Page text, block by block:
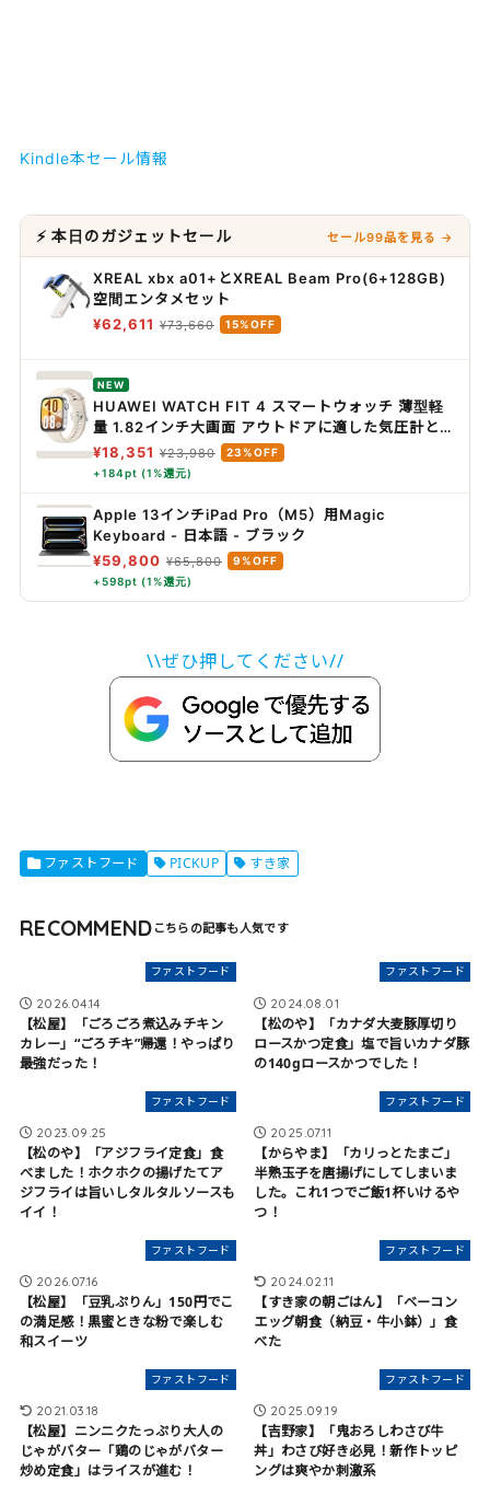
Kindle本セール情報
⚡ 本日のガジェットセール セール99品を見る →
XREAL xbx a01+とXREAL Beam Pro(6+128GB)
空間エンタメセット
¥62,611 ¥73,660 15%OFF
NEW
HUAWEI WATCH FIT 4 スマートウォッチ 薄型軽
量 1.82インチ大画面 アウトドアに適した気圧計と
測位システム 通知 フィットネス ヘルストラッカー
情緒測定 10日間ロングバッテリー iOS/Android ホ
ワイト
¥18,351 ¥23,980
23%OFF
+184pt (1%還元)
Apple 13インチiPad Pro（M5）用Magic
Keyboard - 日本語 - ブラック ​​​​​​​
¥59,800 ¥65,800
9%OFF
+598pt (1%還元)
\\ぜひ押してください//
ファストフード PICKUP すき家
RECOMMEND
ファストフード
2026.04.14
【松屋】「ごろごろ煮込みチキン
カレー」“ごろチキ”帰還！やっぱり
最強だった！
ファストフード
2024.08.01
【松のや】「カナダ大麦豚厚切り
ロースかつ定食」塩で旨いカナダ豚
の140gロースかつでした！
ファストフード
2023.09.25
【松のや】「アジフライ定食」食
べました！ホクホクの揚げたてア
ジフライは旨いしタルタルソースも
イイ！
ファストフード
2025.07.11
【からやま】「カリっとたまご」
半熟玉子を唐揚げにしてしまいま
した。これ1つでご飯1杯いけるや
つ！
ファストフード
2026.07.16
【松屋】「豆乳ぷりん」150円でこ
の満足感！黒蜜ときな粉で楽しむ
和スイーツ
ファストフード
2024.02.11
【すき家の朝ごはん】「ベーコン
エッグ朝食（納豆・牛小鉢）」食
べた
ファストフード
2021.03.18
【松屋】ニンニクたっぷり大人の
じゃがバター「鶏のじゃがバター
炒め定食」はライスが進む！
ファストフード
2025.09.19
【吉野家】「鬼おろしわさび牛
丼」わさび好き必見！新作トッピ
ングは爽やか刺激系